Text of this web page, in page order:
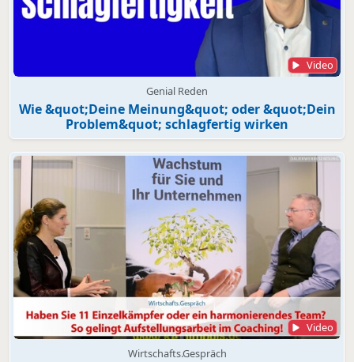
Video
Genial Reden
Wie &quot;Deine Meinung&quot; oder &quot;Dein
Problem&quot; schlagfertig wirken
Video
Wirtschafts.Gespräch